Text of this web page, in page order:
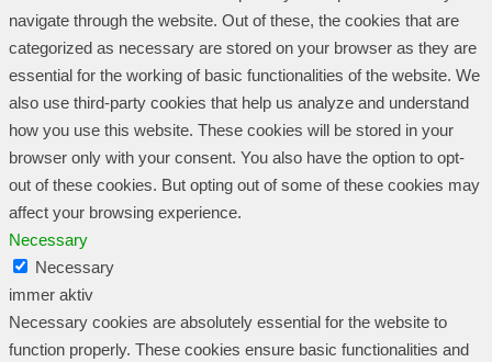
navigate through the website. Out of these, the cookies that are
categorized as necessary are stored on your browser as they are
essential for the working of basic functionalities of the website. We
also use third-party cookies that help us analyze and understand
how you use this website. These cookies will be stored in your
browser only with your consent. You also have the option to opt-
out of these cookies. But opting out of some of these cookies may
affect your browsing experience.
Necessary
Necessary
immer aktiv
Necessary cookies are absolutely essential for the website to
function properly. These cookies ensure basic functionalities and